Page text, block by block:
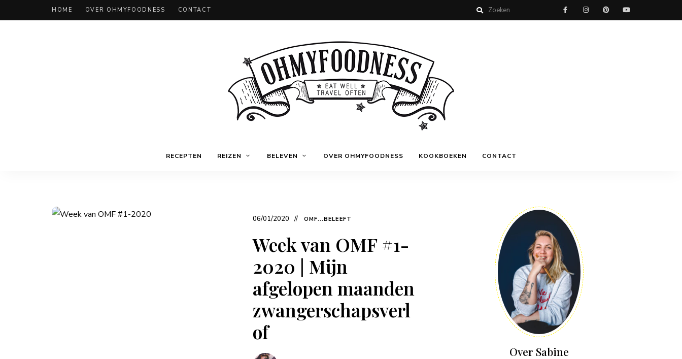
HOME OVER OHMYFOODNESS CONTACT
OhMyFoodness
well
Travel
RECEPTEN REIZEN BELEVEN OVER OHMYFOODNESS KOOKBOEKEN CONTACT
06/01/2020 OMF...BELEEFT
Week van OMF #1-
2020 | Mijn
afgelopen maanden
zwangerschapsverl
of
Over Sabine